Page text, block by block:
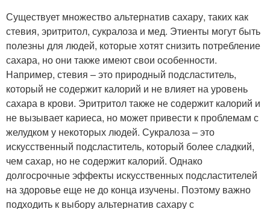
Существует множество альтернатив сахару, таких как
стевия, эритритол, сукралоза и мед. Этиенты могут быть
полезны для людей, которые хотят снизить потребление
сахара, но они также имеют свои особенности.
Например, стевия – это природный подсластитель,
который не содержит калорий и не влияет на уровень
сахара в крови. Эритритол также не содержит калорий и
не вызывает кариеса, но может привести к проблемам с
желудком у некоторых людей. Сукралоза – это
искусственный подсластитель, который более сладкий,
чем сахар, но не содержит калорий. Однако
долгосрочные эффекты искусственных подсластителей
на здоровье еще не до конца изучены. Поэтому важно
подходить к выбору альтернатив сахару с